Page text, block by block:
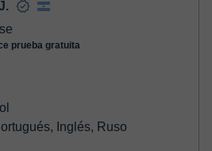
la clase, recibirás un e-mail de
prueba gratuita
Inglés, Ruso